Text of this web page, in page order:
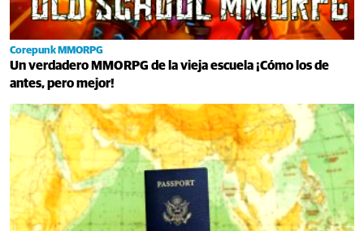
Corepunk MMORPG
Un verdadero MMORPG de la vieja escuela ¡Cómo los de
antes, pero mejor!